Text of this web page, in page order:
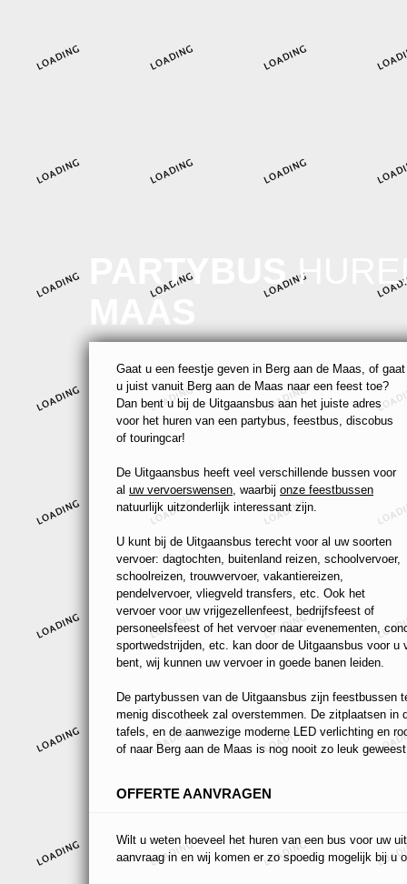
PARTYBUS
Gaat u een feestje geven in Berg aan de Maas, of gaat
u juist vanuit Berg aan de Maas naar een feest toe?
Dan bent u bij de Uitgaansbus aan het juiste adres
voor het huren van een partybus, feestbus, discobus
of touringcar!
De Uitgaansbus heeft veel verschillende bussen voor
al uw vervoerswensen, waarbij onze feestbussen
natuurlijk uitzonderlijk interessant zijn.
U kunt bij de Uitgaansbus terecht voor al uw soorten
vervoer: dagtochten, buitenland reizen, schoolvervoer,
schoolreizen, trouwvervoer, vakantiereizen,
pendelvervoer, vliegveld transfers, etc. Ook het
vervoer voor uw vrijgezellenfeest, bedrijfsfeest of
personeelsfeest of het vervoer naar evenementen,
sportwedstrijden, etc. kan door de Uitgaansbus voor
bent, wij kunnen uw vervoer in goede banen leiden.
De partybussen van de Uitgaansbus zijn feestbussen
menig discotheek zal overstemmen. De zitplaatsen
tafels, en de aanwezige moderne LED verlichting en
of naar Berg aan de Maas is nog nooit zo leuk
OFFERTE AANVRAGEN
Wilt u weten hoeveel het huren van een bus voor uw
aanvraag in en wij komen er zo spoedig mogelijk bij u